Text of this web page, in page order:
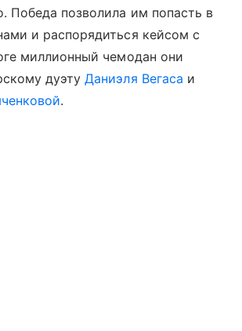
Победа позволила им попасть в
и распорядиться кейсом с
миллионный чемодан они
дуэтуДаниэля Вегаса и
.